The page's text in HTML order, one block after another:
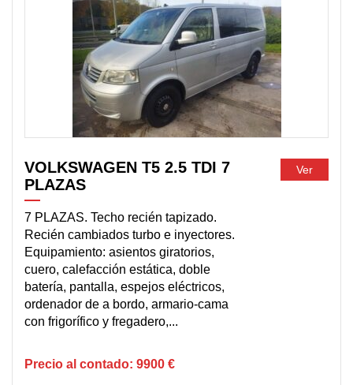
DISPONIBLE
VOLKSWAGEN T5 2.5 TDI 7
PLAZAS
7 PLAZAS. Techo recién tapizado.
Recién cambiados turbo e inyectores.
Equipamiento: asientos giratorios,
cuero, calefacción estática, doble
batería, pantalla, espejos eléctricos,
ordenador de a bordo, armario-cama
con frigorífico y fregadero,...
9900 €
Ver